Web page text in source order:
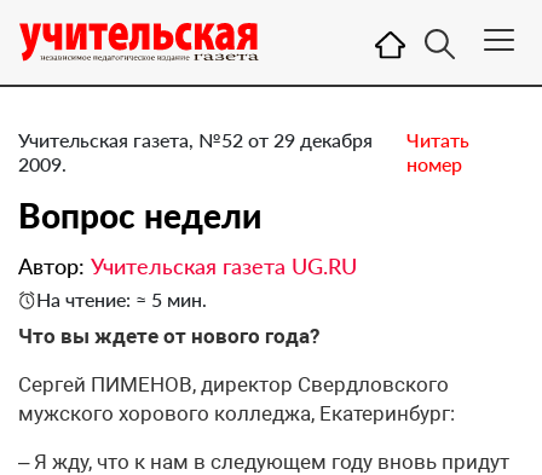
Учительская газета, №52 от 29 декабря
2009.
Читать
номер
Вопрос недели
Автор: Учительская газета UG.RU
На чтение: ≈ 5 мин.
Что вы ждете от нового года?
Сергей ПИМЕНОВ, директор Свердловского
мужского хорового колледжа, Екатеринбург:
– Я жду, что к нам в следующем году вновь придут